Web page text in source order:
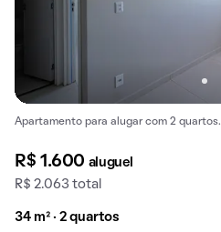
Apartamento para alugar com 2 quartos.
R$ 1.600 aluguel
R$ 2.063 total
34 m² · 2 quartos